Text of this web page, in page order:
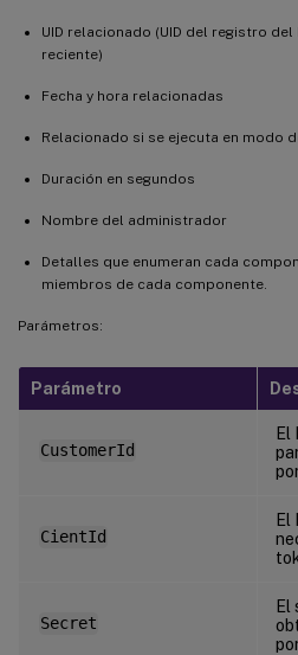
UID relacionado (UID del registro
reciente)
Fecha y hora relacionadas
Relacionado si se ejecuta en modo
Duración en segundos
Nombre del administrador
Detalles que enumeran cada
miembros de cada componente.
Parámetros:
Parámetro
CustomerId
El
CientId
El
Secret
El